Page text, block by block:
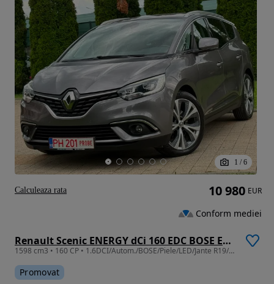
1 / 6
Renault Scenic ENERGY dCi 160 EDC BOSE EDITION
1598 cm3 • 160 CP • 1.6DCI/Autom./BOSE/Piele/LED/Jante R19/7 Locuri
Promovat
10 980 EUR
Conform mediei
Calculeaza rata